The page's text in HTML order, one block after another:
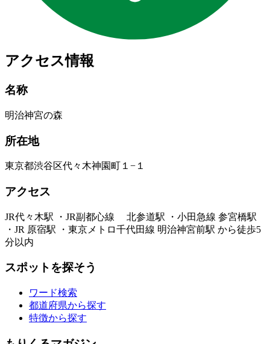
アクセス情報
名称
明治神宮の森
所在地
東京都渋谷区代々木神園町１−１
アクセス
JR代々木駅 ・JR副都心線 北参道駅 ・小田急線 参宮橋駅
・JR 原宿駅 ・東京メトロ千代田線 明治神宮前駅 から徒歩5
分以内
スポットを探そう
ワード検索
都道府県から探す
特徴から探す